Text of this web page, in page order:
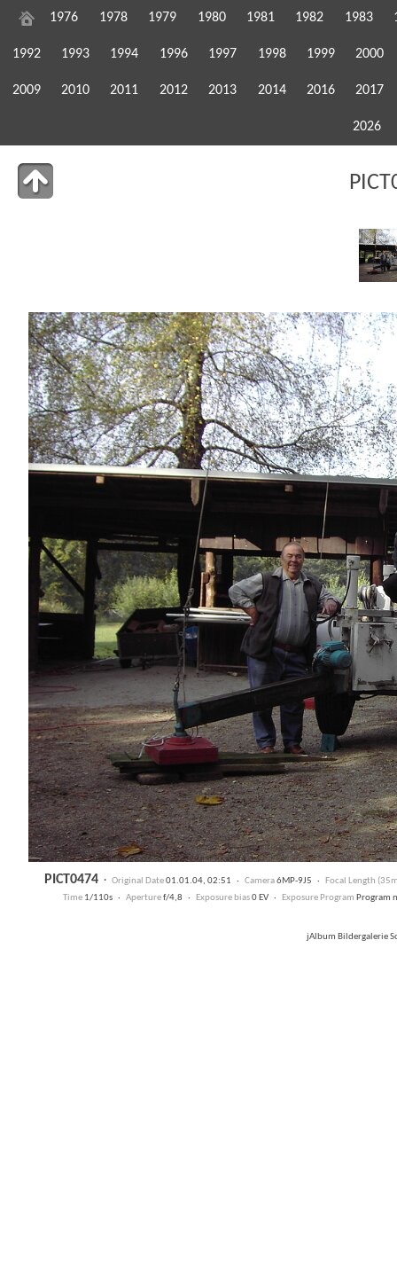
1976 1978 1979 1980 1981 1982 1983
1992 1993 1994 1996 1997 1998 1999 2000
2009 2010 2011 2012 2013 2014 2016 2017
2026
PICT0474 · Original Date01.01.04, 02:51 · Camera6MP-9J5 · Focal Length
Time1/110s · Aperturef/4,8 · Exposure bias0 EV · Exposure Program Program
jAlbum Bildergalerie